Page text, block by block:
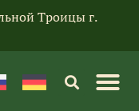
Троицы г.